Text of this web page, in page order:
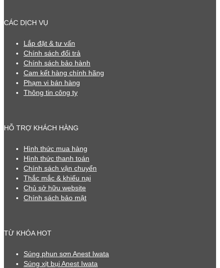
CÁC DỊCH VỤ
Lắp đặt & tư vấn
Chính sách đổi trả
Chính sách bảo hành
Cam kết hàng chính hãng
Phạm vi bán hàng
Thông tin công ty
HỖ TRỢ KHÁCH HÀNG
Hình thức mua hàng
Hình thức thanh toán
Chính sách vận chuyển
Thắc mắc & khiếu nại
Chủ sở hữu website
Chính sách bảo mật
TỪ KHÓA HOT
Súng phun sơn Anest Iwata
Súng xịt bụi Anest Iwata